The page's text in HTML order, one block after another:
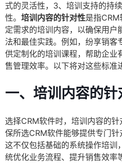
式的灵活性，3、培训支持的持
性。 培训内容的针对性是指
定需求的培训内容，以确保用户
法和最佳实践。例如，纷享销客
供定制化的培训课程，帮助企业
售管理效率。以下将对这些标准
一、培训内容的针
选择CRM软件时，培训内容的
保所选CRM软件能够提供专门针
这不仅包括基础的系统操作培训
统优化业务流程、提升销售效率